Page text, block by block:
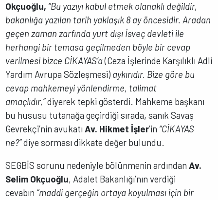
Okçuoğlu, “Bu yazıyı kabul etmek olanaklı değildir,
bakanlığa yazılan tarih yaklaşık 8 ay öncesidir. Aradan
geçen zaman zarfında yurt dışı İsveç devleti ile
herhangi bir temasa geçilmeden böyle bir cevap
verilmesi bizce CİKAYAS’a(Ceza İşlerinde Karşılıklı Adli
Yardım Avrupa Sözleşmesi) aykırıdır. Bize göre bu
cevap mahkemeyi yönlendirme, talimat
amaçlıdır,”diyerek tepki gösterdi. Mahkeme başkanı
bu hususu tutanağa geçirdiği sırada, sanık Savaş
Gevrekçi’nin avukatı Av. Hikmet İşler’in “CİKAYAS
ne?”diye sorması dikkate değer bulundu.
SEGBİS sorunu nedeniyle bölünmenin ardından Av.
Selim Okçuoğlu, Adalet Bakanlığı’nın verdiği
cevabın “maddi gerçeğin ortaya koyulması için bir